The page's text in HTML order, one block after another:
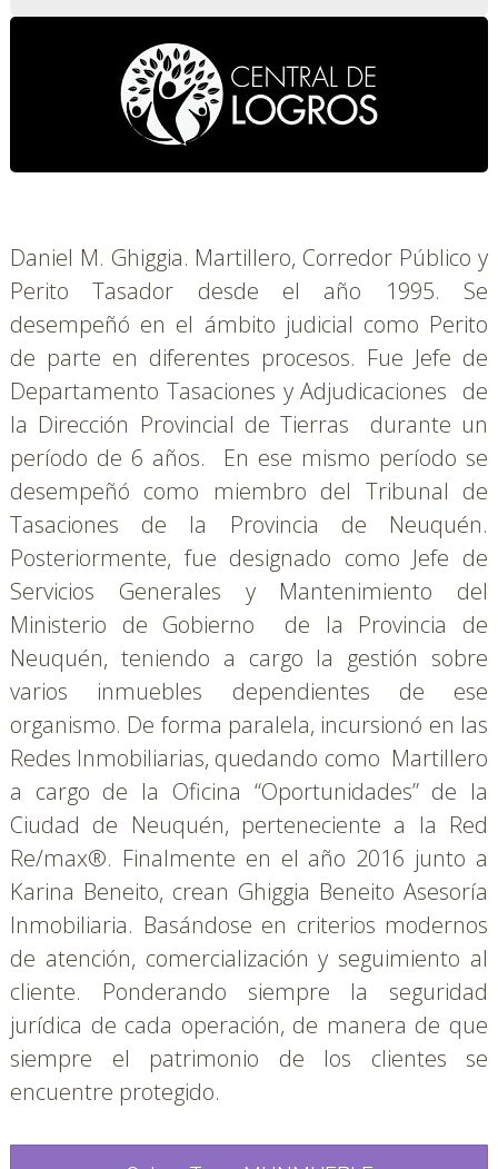
Daniel M. Ghiggia. Martillero, Corredor Público y
Perito Tasador desde el año 1995. Se
desempeñó en el ámbito judicial como Perito
de parte en diferentes procesos. Fue Jefe de
Departamento Tasaciones y Adjudicaciones  de
la Dirección Provincial de Tierras  durante un
período de 6 años.  En ese mismo período se
desempeñó como miembro del Tribunal de
Tasaciones de la Provincia de Neuquén.
Posteriormente, fue designado como Jefe de
Servicios Generales y Mantenimiento del
Ministerio de Gobierno  de la Provincia de
Neuquén, teniendo a cargo la gestión sobre
varios inmuebles dependientes de ese
organismo. De forma paralela, incursionó en las
Redes Inmobiliarias, quedando como  Martillero
a cargo de la Oficina “Oportunidades” de la
Ciudad de Neuquén, perteneciente a la Red
Re/max®. Finalmente en el año 2016 junto a
Karina Beneito, crean Ghiggia Beneito Asesoría
Inmobiliaria. Basándose en criterios modernos
de atención, comercialización y seguimiento al
cliente. Ponderando siempre la seguridad
jurídica de cada operación, de manera de que
siempre el patrimonio de los clientes se
encuentre protegido.